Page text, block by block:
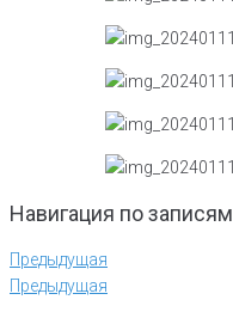
Навигация по записям
Предыдущая
Предыдущая